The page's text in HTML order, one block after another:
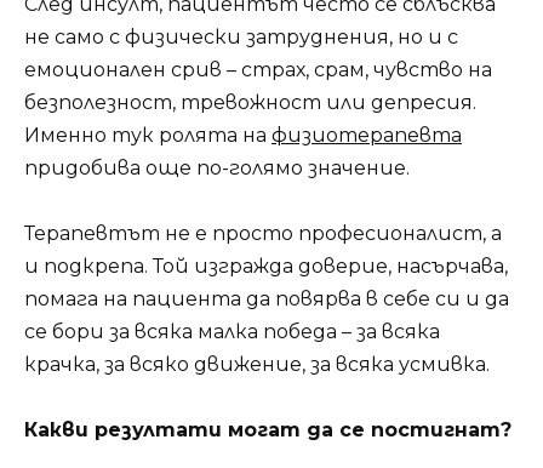
не само с физически затруднения, но и с
емоционален срив – страх, срам, чувство на
безполезност, тревожност или депресия.
Именно тук ролята на физиотерапевта
придобива още по-голямо значение.
Терапевтът не е просто професионалист, а
и подкрепа. Той изгражда доверие, насърчава,
помага на пациента да повярва в себе си и да
се бори за всяка малка победа – за всяка
крачка, за всяко движение, за всяка усмивка.
Какви резултати могат да се постигнат?